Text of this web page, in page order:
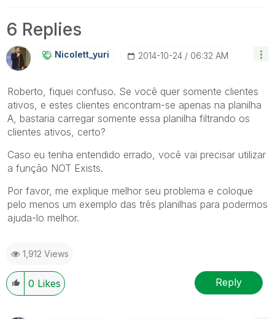
6 Replies
Nicolett_yuri ‎2014-10-24 06:32 AM
Roberto, fiquei confuso. Se você quer somente clientes
ativos, e estes clientes encontram-se apenas na planilha
A, bastaria carregar somente essa planilha filtrando os
clientes ativos, certo?
Caso eu tenha entendido errado, você vai precisar utilizar
a função NOT Exists.
Por favor, me explique melhor seu problema e coloque
pelo menos um exemplo das três planilhas para podermos
ajuda-lo melhor.
1,912 Views
0 Likes Reply